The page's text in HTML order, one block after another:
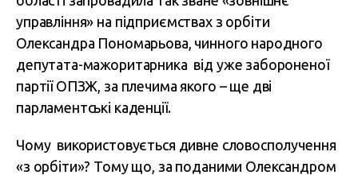
управління» на підприємствах з орбіти
Олександра Пономарьова, чинного народного
депутата-мажоритарника від уже забороненої
партії ОПЗЖ, за плечима якого – ще дві
парламентські каденції.
Чому використовується дивне словосполучення
«з орбіти»? Тому що, за поданими Олександром